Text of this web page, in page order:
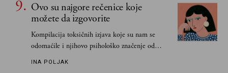
Ovo su najgore rečenice koje
možete da izgovorite
Kompilacija toksičnih izjava koje su nam se
odomaćile i njihovo psihološko značenje od
INA POLJAK